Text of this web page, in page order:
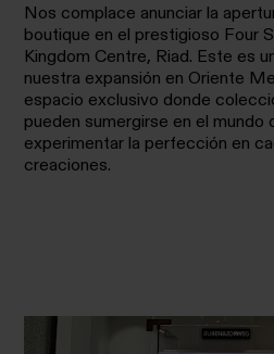
Nos complace anunciar la
boutique en el prestigioso Four
Kingdom Centre, Riad. Este es
nuestra expansión en Oriente
espacio exclusivo donde
pueden sumergirse en el
experimentar la perfección en
creaciones.